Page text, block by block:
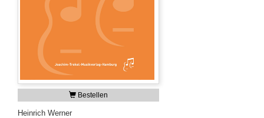
Bestellen
Heinrich Werner